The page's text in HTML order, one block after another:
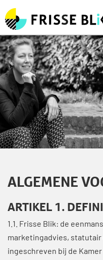
ALGEMENE
ARTIKEL 1.
1.1. Frisse Blik: de
marketingadvies,
ingeschreven bij de